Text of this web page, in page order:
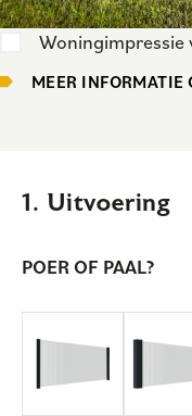
Woningimpressie
MEER INFORMATIE
1. Uitvoering
POER OF PAAL?